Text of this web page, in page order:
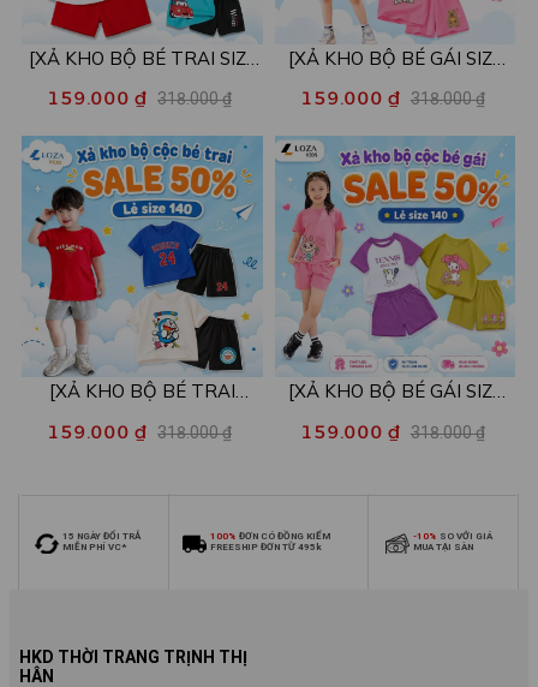
[XẢ KHO BỘ BÉ TRAI SIZE
130] Bộ đồ cho bé trai nhiều
mẫu - Quần áo bé trai từ 22-
26kg - Loza Kids XB004
159.000 ₫ 318.000 ₫
[XẢ KHO BỘ BÉ GÁI SIZE
130] Bộ đồ cho bé gái nhiều
mẫu - Quần áo bé gái từ 22-
26kg - Loza Kids XB005
159.000 ₫ 318.000 ₫
[XẢ KHO BỘ BÉ TRAI
nhiều mẫu - Quần áo bé trai
159.000 ₫ 318.000 ₫
[XẢ KHO BỘ BÉ GÁI SIZE
mẫu - Quần áo bé gái từ 26-
159.000 ₫ 318.000 ₫
15 NGÀY ĐỔI TRẢ
MIỄN PHÍ VC*
100% ĐƠN CÓ ĐỒNG KIỂM
FREESHIP ĐƠN TỪ 495k
-10% SO VỚI GIÁ
MUA TẠI SÀN
HKD THỜI TRANG TRỊNH THỊ
HÂN